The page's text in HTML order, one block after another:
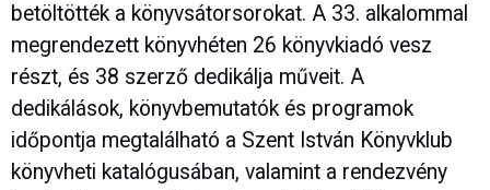
betöltötték a könyvsátorsorokat. A 33. alkalommal
megrendezett könyvhéten 26 könyvkiadó vesz
részt, és 38 szerző dedikálja műveit. A
dedikálások, könyvbemutatók és programok
időpontja megtalálható a Szent István Könyvklub
könyvheti katalógusában, valamint a rendezvény